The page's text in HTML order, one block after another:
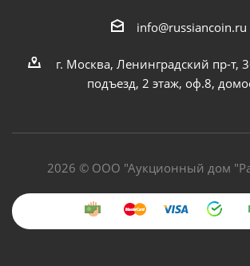
info@russiancoin.ru
г. Москва, Ленинградский пр-т,
подъезд, 2 этаж, оф.8,
2026 © ООО "Аукционный дом